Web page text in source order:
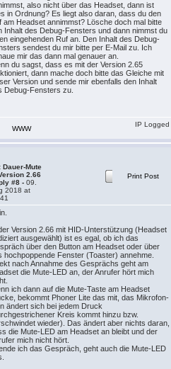
also nicht über das Headset, dann ist
in Ordnung? Es liegt also daran, dass du den
am Headset annimmst? Lösche doch mal bitte
Inhalt des Debug-Fensters und dann nimmst du
eingehenden Ruf an. Den Inhalt des Debug-
sendest du mir bitte per E-Mail zu. Ich
mir das dann mal genauer an.
du sagst, dass es mit der Version 2.65
dann mache doch bitte das Gleiche mit
Version und sende mir ebenfalls den Inhalt
Debug-Fensters zu.
WWW
IP Logged
Dauer-Mute
2.66
#8 - 09.
2018 at
Print Post
Version 2.66 mit HID-Unterstützung (Headset
ausgewählt) ist es egal, ob ich das
über den Button am Headset oder über
hochpoppende Fenster (Toaster) annehme.
nach Annahme des Gesprächs geht am
die Mute-LED an, der Anrufer hört mich
ich dann auf die Mute-Taste am Headset
bekommt Phoner Lite das mit, das Mikrofon-
ändert sich bei jedem Druck
Kreis kommt hinzu bzw.
wieder). Das ändert aber nichts daran,
die Mute-LED am Headset an bleibt und der
mich nicht hört.
ich das Gespräch, geht auch die Mute-LED